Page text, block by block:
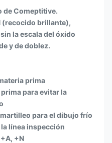
de Comeptitive.
(recocido brillante),
la escala del óxido
y de doblez.
prima
para evitar la
para el dibujo frío
línea inspección
+N